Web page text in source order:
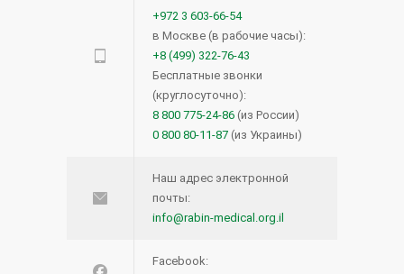
+972 3 603-66-54
в Москве (в рабочие часы):
+8 (499) 322-76-43
Бесплатные звонки
(круглосуточно):
8 800 775-24-86 (из России)
0 800 80-11-87 (из Украины)
Наш адрес электронной
почты:
info@rabin-medical.org.il
Facebook: